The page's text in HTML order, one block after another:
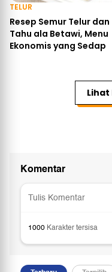
TELUR
Resep Semur Telur dan
Tahu ala Betawi, Menu
Ekonomis yang Sedap
Lihat